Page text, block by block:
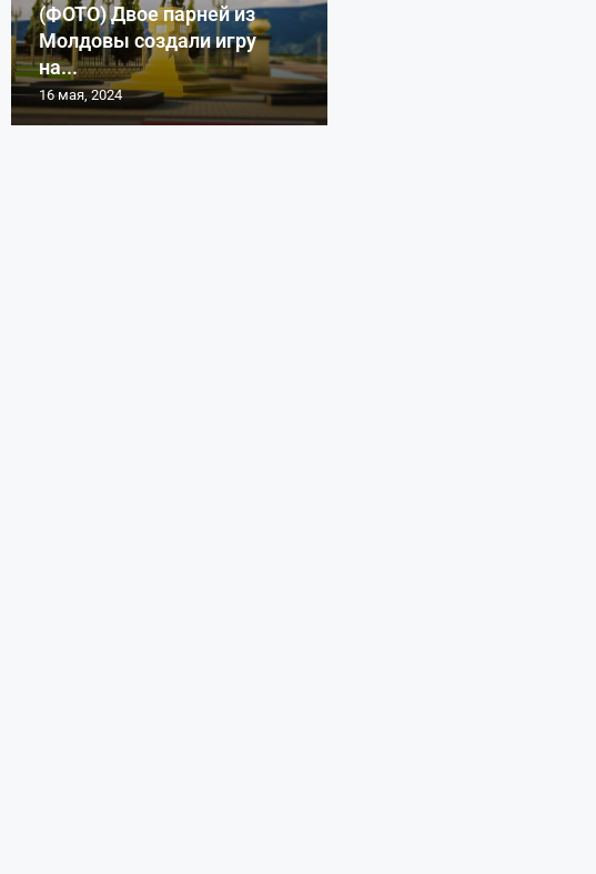
(ФОТО) Двое парней из
Молдовы создали игру
на...
16 мая, 2024